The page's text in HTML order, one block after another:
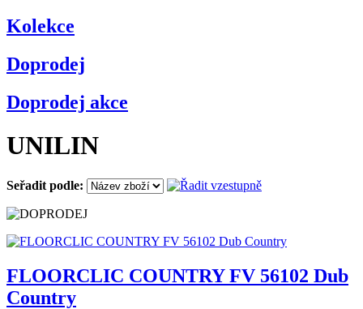
Kolekce
Doprodej
Doprodej akce
UNILIN
Seřadit podle:
FLOORCLIC COUNTRY FV 56102 Dub
Country